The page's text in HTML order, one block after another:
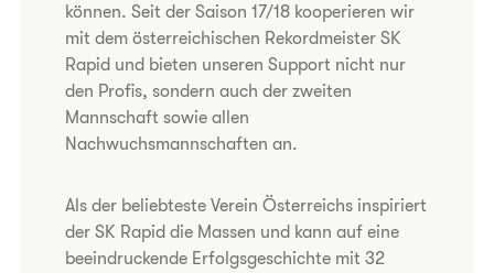
können. Seit der Saison 17/18 kooperieren wir
mit dem österreichischen Rekordmeister SK
Rapid und bieten unseren Support nicht nur
den Profis, sondern auch der zweiten
Mannschaft sowie allen
Nachwuchsmannschaften an.
Als der beliebteste Verein Österreichs inspiriert
der SK Rapid die Massen und kann auf eine
beeindruckende Erfolgsgeschichte mit 32